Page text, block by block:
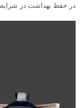
در حفظ بهداشت در شرایط